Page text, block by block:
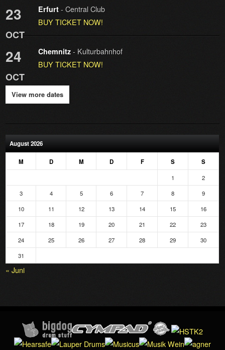
23
OCT
Erfurt - Central Club
BUY TICKET NOW!
24
OCT
Chemnitz - Kulturbahnhof
BUY TICKET NOW!
View more dates
August 2026
M D M D F S S
1
2
3
4 5 6 7 8
9
10
11 12 13 14 15
16
17
18 19 20 21 22
23
24
25 26 27 28 29
30
31
« Juni